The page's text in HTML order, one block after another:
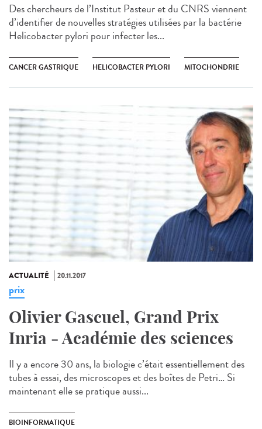
Des chercheurs de l’Institut Pasteur et du CNRS viennent
d’identifier de nouvelles stratégies utilisées par la bactérie
Helicobacter pylori pour infecter les...
CANCER GASTRIQUE HELICOBACTER PYLORI MITOCHONDRIE
ACTUALITÉ 20.11.2017
prix
Olivier Gascuel, Grand Prix
Inria - Académie des sciences
Il y a encore 30 ans, la biologie c’était essentiellement des
tubes à essai, des microscopes et des boîtes de Petri… Si
maintenant elle se pratique aussi...
BIOINFORMATIQUE